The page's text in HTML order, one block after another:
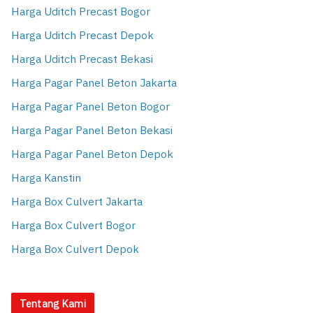
Harga Uditch Precast Bogor
Harga Uditch Precast Depok
Harga Uditch Precast Bekasi
Harga Pagar Panel Beton Jakarta
Harga Pagar Panel Beton Bogor
Harga Pagar Panel Beton Bekasi
Harga Pagar Panel Beton Depok
Harga Kanstin
Harga Box Culvert Jakarta
Harga Box Culvert Bogor
Harga Box Culvert Depok
Tentang Kami